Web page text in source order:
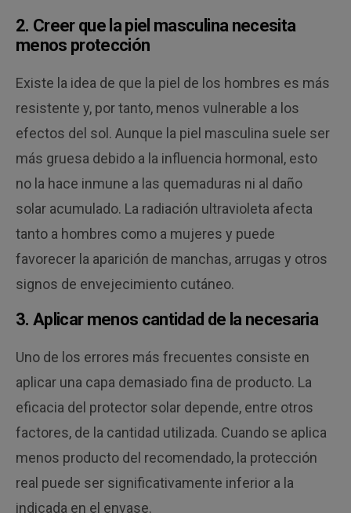
2. Creer que la piel masculina necesita
menos protección
Existe la idea de que la piel de los hombres es más
resistente y, por tanto, menos vulnerable a los
efectos del sol. Aunque la piel masculina suele ser
más gruesa debido a la influencia hormonal, esto
no la hace inmune a las quemaduras ni al daño
solar acumulado. La radiación ultravioleta afecta
tanto a hombres como a mujeres y puede
favorecer la aparición de manchas, arrugas y otros
signos de envejecimiento cutáneo.
3. Aplicar menos cantidad de la necesaria
Uno de los errores más frecuentes consiste en
aplicar una capa demasiado fina de producto. La
eficacia del protector solar depende, entre otros
factores, de la cantidad utilizada. Cuando se aplica
menos producto del recomendado, la protección
real puede ser significativamente inferior a la
indicada en el envase.